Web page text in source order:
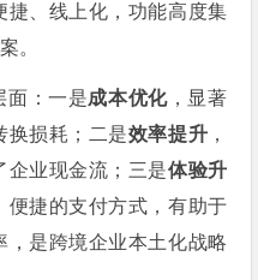
捷、线上化，功能高度集
。
面：一是成本优化，显著
换损耗；二是效率提升 ，
企业现金流；三是体验升
便捷的支付方式，有助于
是跨境企业本土化战略